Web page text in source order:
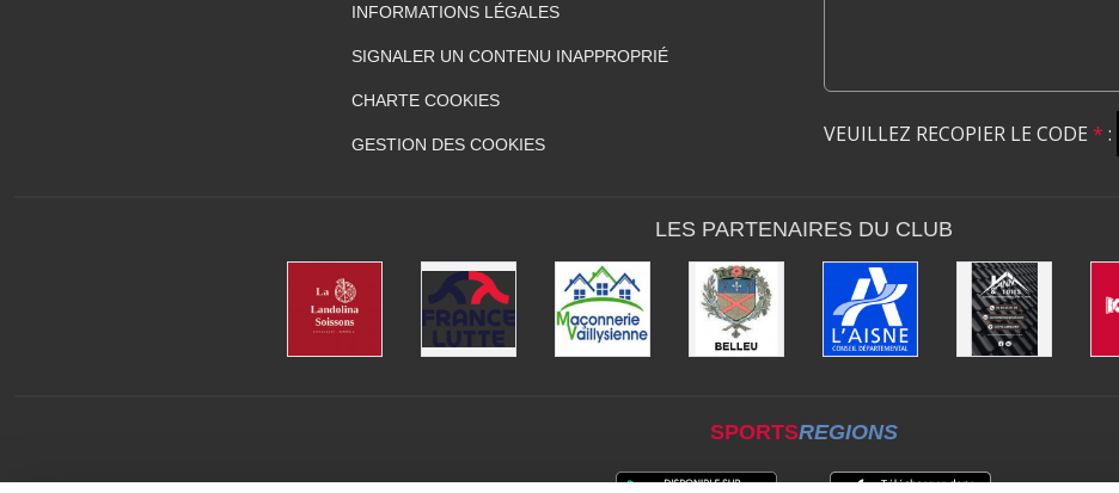
INFORMATIONS LÉGALES
SIGNALER UN CONTENU INAPPROPRIÉ
CHARTE COOKIES
GESTION DES COOKIES VEUILLEZ RECOPIER LE CODE * :
LES PARTENAIRES DU CLUB
SPORTSREGIONS